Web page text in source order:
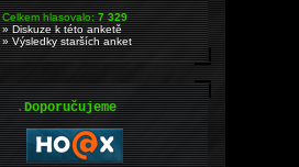
Celkem hlasovalo:7 329
» Diskuze k této anketě
» Výsledky starších anket
.Doporučujeme